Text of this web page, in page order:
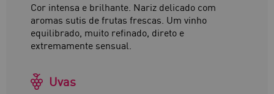
Cor intensa e brilhante. Nariz delicado com
aromas sutis de frutas frescas. Um vinho
equilibrado, muito refinado, direto e
extremamente sensual.
Uvas